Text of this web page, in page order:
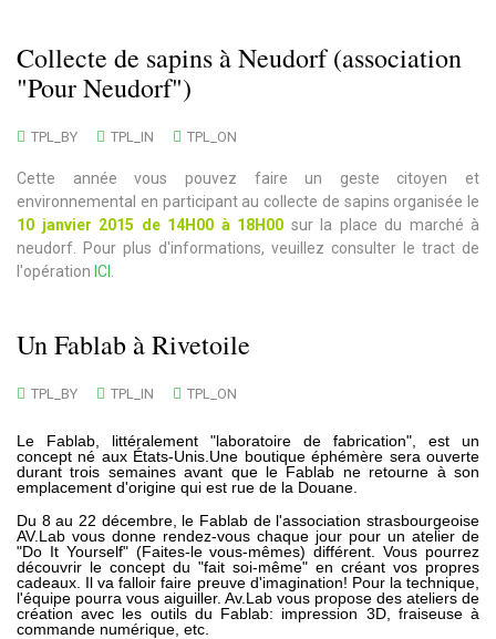
Collecte de sapins à Neudorf (association
"Pour Neudorf")
TPL_BY TPL_IN TPL_ON
Cette année vous pouvez faire un geste citoyen et
environnemental en participant au collecte de sapins organisée le
10 janvier 2015 de 14H00 à 18H00 sur la place du marché à
neudorf. Pour plus d'informations, veuillez consulter le tract de
l'opération ICI
Un Fablab à Rivetoile
TPL_BY TPL_IN TPL_ON
Le Fablab, littéralement "laboratoire de fabrication", est un
concept né aux États-Unis. Une boutique éphémère sera ouverte
durant trois semaines avant que le Fablab ne retourne à son
emplacement d'origine qui est rue de la Douane.
Du 8 au 22 décembre, le Fablab de l'association strasbourgeoise
AV.Lab vous donne rendez-vous chaque jour pour un atelier de
"Do It Yourself" (Faites-le vous-mêmes) différent. Vous pourrez
découvrir le concept du "fait soi-même" en créant vos propres
cadeaux. Il va falloir faire preuve d'imagination! Pour la technique,
l'équipe pourra vous aiguiller. Av.Lab vous propose des ateliers de
création avec les outils du Fablab: impression 3D, fraiseuse à
commande numérique, etc.